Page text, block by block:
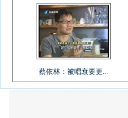
蔡依林：被唱衰要更...